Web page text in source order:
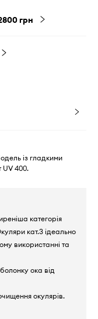
грн
із гладкими
UV 400.
категорія
кат.3 ідеально
використанні та
ока від
окулярів.